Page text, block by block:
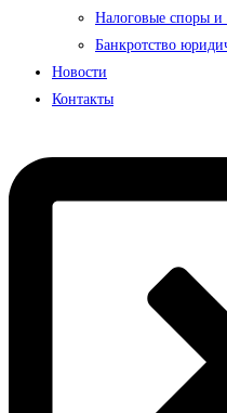
Налоговые споры и
Банкротство
Новости
Контакты